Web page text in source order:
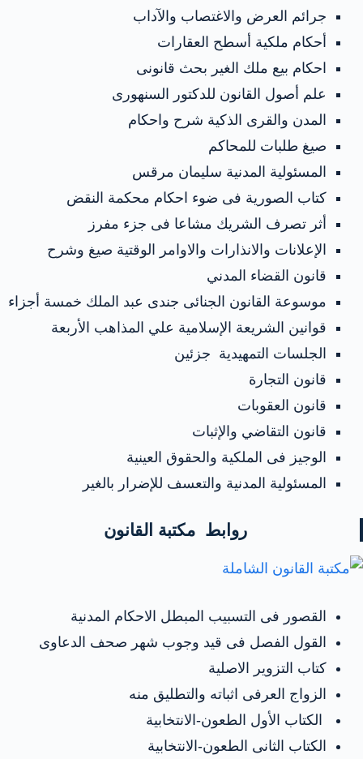
جرائم العرض والاغتصاب والآداب
أحكام ملكية أسطح العقارات
احكام بيع ملك الغير بحث قانونى
علم أصول القانون للدكتور السنهورى
المدن والقرى الذكية شرح واحكام
صيغ طلبات للمحاكم
المسئولية المدنية سليمان مرقس
كتاب الصورية فى ضوء احكام محكمة النقض
أثر تصرف الشريك مشاعا فى جزء مفرز
الإعلانات والانذارات والاوامر الوقتية صيغ وشرح
قانون القضاء المدني
موسوعة القانون الجنائى جندى عبد الملك خمسة أجزاء
قوانين الشريعة الإسلامية علي المذاهب الأربعة
الجلسات التمهيدية جزئين
قانون التجارة
قانون العقوبات
قانون التقاضي والإثبات
الوجيز فى الملكية والحقوق العينية
المسئولية المدنية والتعسف للإضرار بالغير
روابط مكتبة القانون
القصور فى التسبيب المبطل الاحكام المدنية
القول الفصل فى قيد وجوب شهر صحف الدعاوى
كتاب التزوير الاصلية
الزواج العرفى اثباته والتطليق منه
الكتاب الأول الطعون-الانتخابية
الكتاب الثانى الطعون-الانتخابية